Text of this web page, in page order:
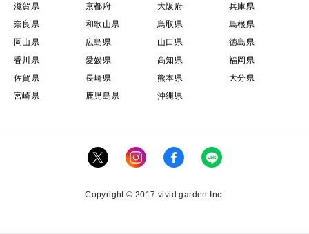
滋賀県
京都府 大阪府
兵庫県
奈良県
和歌山県 鳥取県
島根県
岡山県
広島県 山口県
徳島県
香川県
愛媛県 高知県
福岡県
佐賀県
長崎県 熊本県
大分県
宮崎県
鹿児島県 沖縄県
Copyright © 2017 vivid garden Inc.